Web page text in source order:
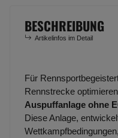
BESCHREIBUNG
Artikelinfos im Detail
Für
Rennstrecke
Auspuffanlage ohne
Diese Anlage,